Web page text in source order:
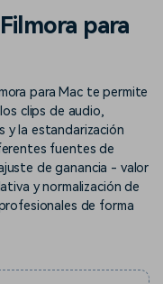
creativo
e inspirar tu próximo
en español
las plantillas de video
diseñadas para
para
para Mac te permite
clips de audio,
y la estandarización
fuentes de
de ganancia - valor
y normalización de
de forma